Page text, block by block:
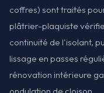
coffres) sont traités
plâtrier-plaquiste
continuité de l'isolant,
lissage en passes
rénovation intérieure